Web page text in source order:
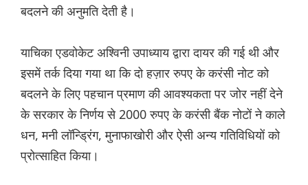
बदलने की अनुमति देती है।
याचिका एडवोकेट अश्विनी उपाध्याय द्वारा दायर की गई थी और
इसमें तर्क दिया गया था कि दो हज़ार रुपए के करंसी नोट को
बदलने के लिए पहचान प्रमाण की आवश्यकता पर जोर नहीं देने
के सरकार के निर्णय से 2000 रुपए के करंसी बैंक नोटों ने काले
धन, मनी लॉन्ड्रिंग, मुनाफाखोरी और ऐसी अन्य गतिविधियों को
प्रोत्साहित किया।